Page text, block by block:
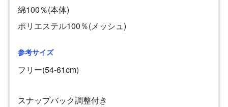
綿100％(本体)
ポリエステル100％(メッシュ)
参考サイズ
フリー(54-61cm)
スナップバック調整付き